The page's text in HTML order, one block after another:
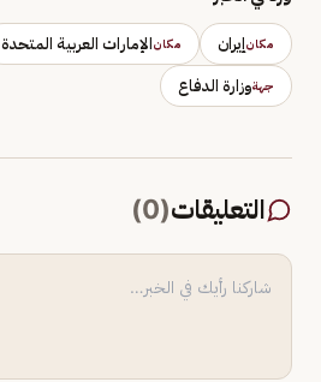
مكانإيران مكانالإمارات العربية المتحدة
جهةوزارة الدفاع
التعليقات(
0
)